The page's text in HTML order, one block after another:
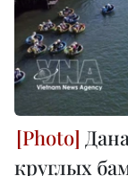
круглых